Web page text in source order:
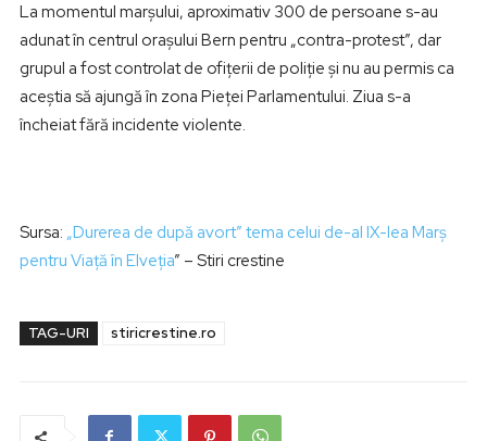
La momentul marșului, aproximativ 300 de persoane s-au
adunat în centrul orașului Bern pentru „contra-protest”, dar
grupul a fost controlat de ofițerii de poliție și nu au permis ca
aceștia să ajungă în zona Pieței Parlamentului. Ziua s-a
încheiat fără incidente violente.
Sursa: „Durerea de după avort” tema celui de-al IX-lea Marș
pentru Viață în Elveția” – Stiri crestine
TAG-URI stiricrestine.ro